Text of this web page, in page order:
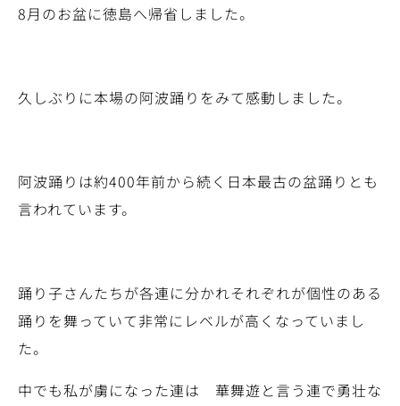
8月のお盆に徳島へ帰省しました。
久しぶりに本場の阿波踊りをみて感動しました。
阿波踊りは約400年前から続く日本最古の盆踊りとも
言われています。
踊り子さんたちが各連に分かれそれぞれが個性のある
踊りを舞っていて非常にレベルが高くなっていまし
た。
中でも私が虜になった連は 華舞遊と言う連で勇壮な